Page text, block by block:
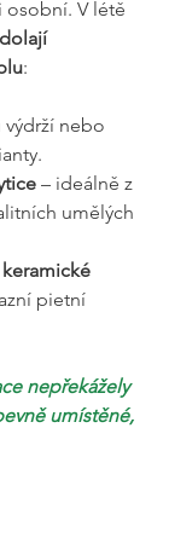
osobní. V létě
:
nebo
– ideálně z
umělých
pietní
nepřekážely
umístěné,